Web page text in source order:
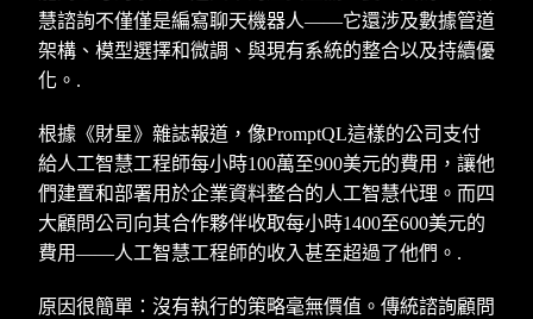
慧諮詢不僅僅是編寫聊天機器人——它還涉及數據管道
架構、模型選擇和微調、與現有系統的整合以及持續優
化。.
根據《財星》雜誌報道，像PromptQL這樣的公司支付
給人工智慧工程師每小時100萬至900美元的費用，讓他
們建置和部署用於企業資料整合的人工智慧代理。而四
大顧問公司向其合作夥伴收取每小時1400至600美元的
費用——人工智慧工程師的收入甚至超過了他們。.
原因很簡單：沒有執行的策略毫無價值。傳統諮詢顧問